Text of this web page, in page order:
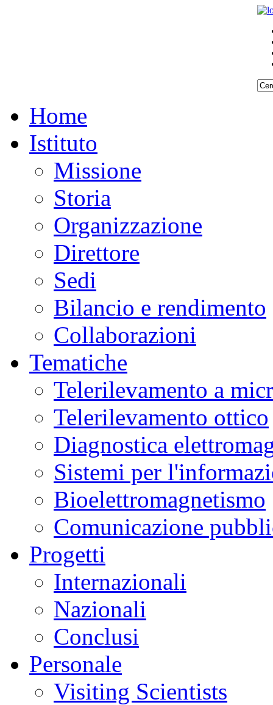
Home
Istituto
Missione
Storia
Organizzazione
Direttore
Sedi
Bilancio e rendimento
Collaborazioni
Tematiche
Telerilevamento a
Telerilevamento ottico
Diagnostica
Sistemi per
Bioelettromagnetismo
Comunicazione
Progetti
Internazionali
Nazionali
Conclusi
Personale
Visiting Scientists